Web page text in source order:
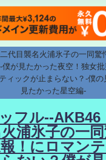
代目襲名火浦氷子の一同驚
僕が見たかった夜空！独女
ィックが止まらない？-僕
見たかった星空編-
フル--AKB46
火浦氷子の一同
！にロマン